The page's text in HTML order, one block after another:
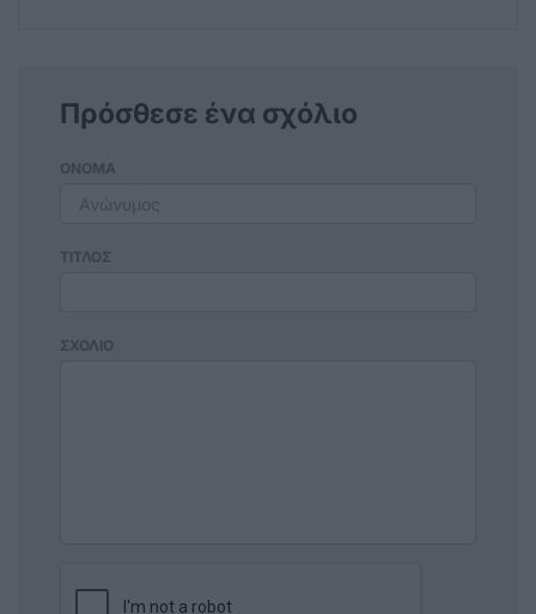
Πρόσθεσε ένα σχόλιο
ΟΝΟΜΑ
ΤΙΤΛΟΣ
ΣΧΟΛΙΟ